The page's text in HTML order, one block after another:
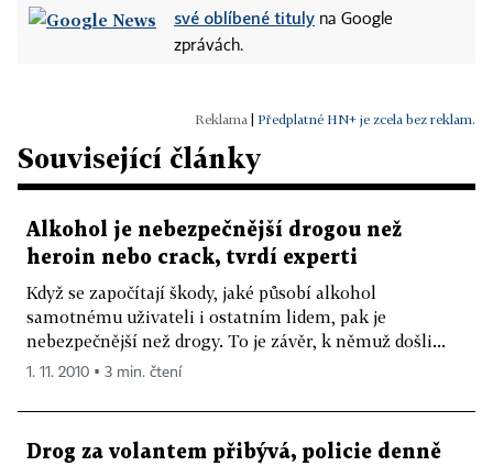
své oblíbené tituly na Google
zprávách.
Předplatné HN+ je zcela bez reklam.
Související články
Alkohol je nebezpečnější drogou než
heroin nebo crack, tvrdí experti
Když se započítají škody, jaké působí alkohol
samotnému uživateli i ostatním lidem, pak je
nebezpečnější než drogy. To je závěr, k němuž došli...
1. 11. 2010 ▪ 3 min. čtení
Drog za volantem přibývá, policie denně